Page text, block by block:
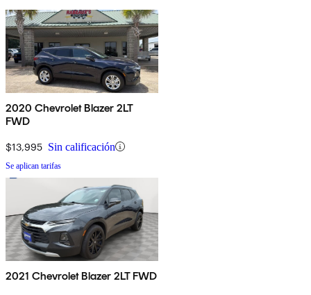
2020 Chevrolet Blazer 2LT
FWD
$13,995 Sin calificación
Se aplican tarifas
2021 Chevrolet Blazer 2LT FWD